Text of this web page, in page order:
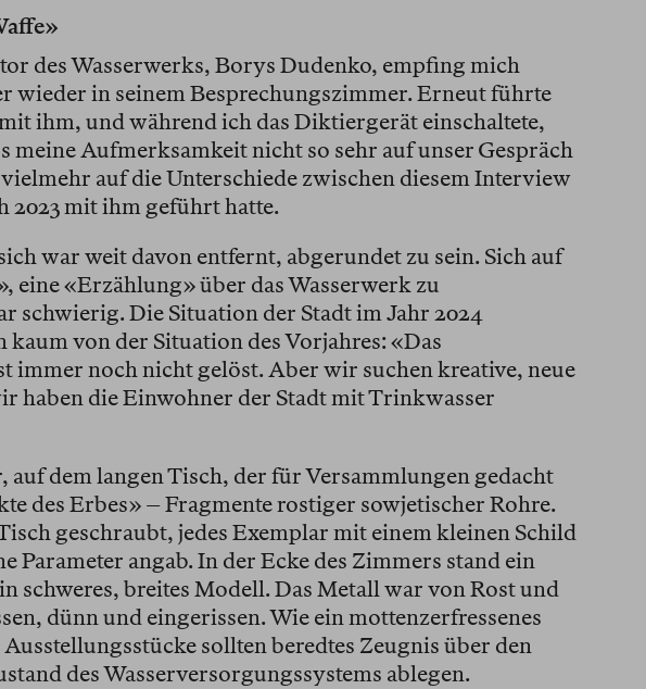
des Wasserwerks, Borys Dudenko, empfing mich
wieder in seinem Besprechungszimmer. Erneut führte
ihm, und während ich das Diktiergerät einschaltete,
meine Aufmerksamkeit nicht so sehr auf unser Gespräch
auf die Unterschiede zwischen diesem Interview
2023 mit ihm geführt hatte.
war weit davon entfernt, abgerundet zu sein. Sich auf
eine «Erzählung» über das Wasserwerk zu
schwierig. Die Situation der Stadt im Jahr 2024
kaum von der Situation des Vorjahres: «Das
immer noch nicht gelöst. Aber wir suchen kreative, neue
haben die Einwohner der Stadt mit Trinkwasser
dem langen Tisch, der für Versammlungen gedacht
des Erbes» – Fragmente rostiger sowjetischer Rohre.
geschraubt, jedes Exemplar mit einem kleinen Schild
Parameter angab. In der Ecke des Zimmers stand ein
schweres, breites Modell. Das Metall war von Rost und
dünn und eingerissen. Wie ein mottenzerfressenes
sollten beredtes Zeugnis über den
des Wasserversorgungssystems ablegen.